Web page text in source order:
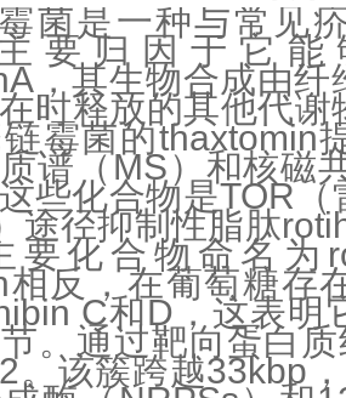
菌是一种与常见
要归因于它能
，其生物合成由
时释放的其他代
霉菌的thaxtomin
谱（MS）和核磁
些化合物是TOR
途径抑制性脂肽
要化合物命名为
相反，在葡萄糖存
C和D，这表明
。通过靶向蛋白
。该簇跨越33kbp